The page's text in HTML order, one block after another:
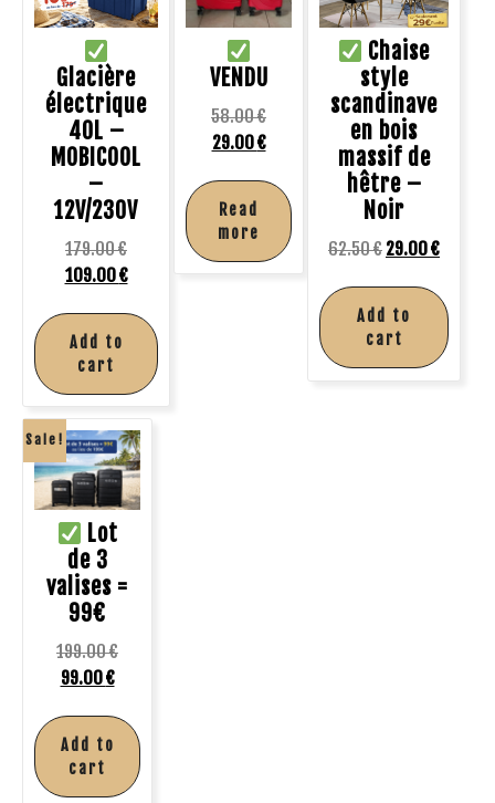
Glacière
électrique
40L –
MOBICOOL
–
12V/230V
179.00€
109.00€
Add to
cart
VENDU
58.00€
29.00€
Read
more
Chaise
style
scandinave
en bois
massif de
hêtre –
Noir
62.50€ 29.00€
Add to
cart
Sale!
Lot
de 3
valises =
99€
199.00€
99.00€
Add to
cart